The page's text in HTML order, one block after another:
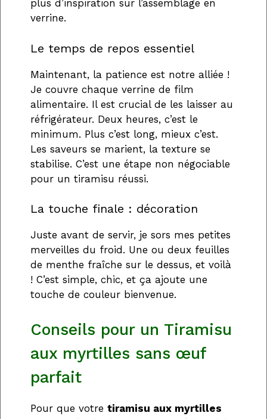
plus d’inspiration sur l’assemblage en
verrine.
Le temps de repos essentiel
Maintenant, la patience est notre alliée !
Je couvre chaque verrine de film
alimentaire. Il est crucial de les laisser au
réfrigérateur. Deux heures, c’est le
minimum. Plus c’est long, mieux c’est.
Les saveurs se marient, la texture se
stabilise. C’est une étape non négociable
pour un tiramisu réussi.
La touche finale : décoration
Juste avant de servir, je sors mes petites
merveilles du froid. Une ou deux feuilles
de menthe fraîche sur le dessus, et voilà
! C’est simple, chic, et ça ajoute une
touche de couleur bienvenue.
Conseils pour un Tiramisu
aux myrtilles sans œuf
parfait
Pour que votre tiramisu aux myrtilles